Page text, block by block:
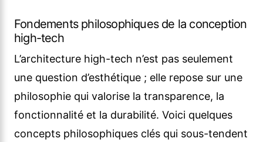
Fondements philosophiques de la conception
high-tech
L’architecture high-tech n’est pas seulement
une question d’esthétique ; elle repose sur une
philosophie qui valorise la transparence, la
fonctionnalité et la durabilité. Voici quelques
concepts philosophiques clés qui sous-tendent